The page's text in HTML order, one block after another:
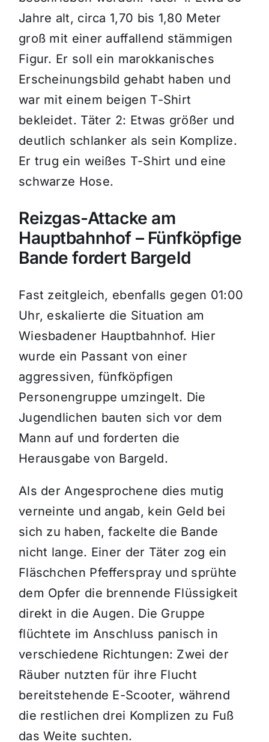
Jahre alt, circa 1,70 bis 1,80 Meter
groß mit einer auffallend stämmigen
Figur. Er soll ein marokkanisches
Erscheinungsbild gehabt haben und
war mit einem beigen T-Shirt
bekleidet. Täter 2: Etwas größer und
deutlich schlanker als sein Komplize.
Er trug ein weißes T-Shirt und eine
schwarze Hose.
Reizgas-Attacke am
Hauptbahnhof – Fünfköpfige
Bande fordert Bargeld
Fast zeitgleich, ebenfalls gegen 01:00
Uhr, eskalierte die Situation am
Wiesbadener Hauptbahnhof. Hier
wurde ein Passant von einer
aggressiven, fünfköpfigen
Personengruppe umzingelt. Die
Jugendlichen bauten sich vor dem
Mann auf und forderten die
Herausgabe von Bargeld.
Als der Angesprochene dies mutig
verneinte und angab, kein Geld bei
sich zu haben, fackelte die Bande
nicht lange. Einer der Täter zog ein
Fläschchen Pfefferspray und sprühte
dem Opfer die brennende Flüssigkeit
direkt in die Augen. Die Gruppe
flüchtete im Anschluss panisch in
verschiedene Richtungen: Zwei der
Räuber nutzten für ihre Flucht
bereitstehende E-Scooter, während
die restlichen drei Komplizen zu Fuß
das Weite suchten.